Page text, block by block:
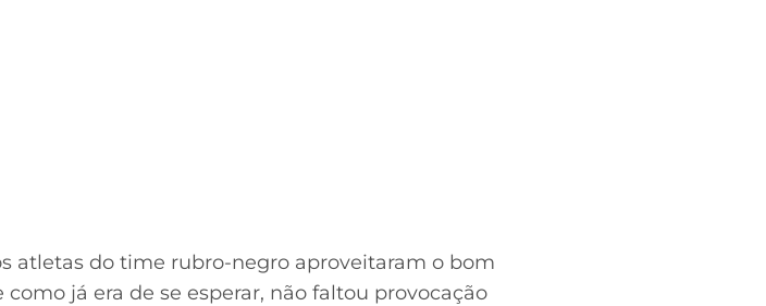
atletas do time rubro-negro aproveitaram o bom
já era de se esperar, não faltou provocação